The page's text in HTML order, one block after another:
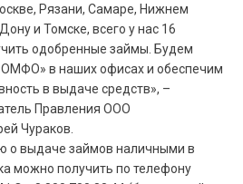
Рязани, Самаре, Нижнем
и Томске, всего у нас 16
одобренные займы. Будем
в наших офисах и обеспечим
в выдаче средств», –
Правления ООО
Чураков.
о выдаче займов наличными в
можно получить по телефону